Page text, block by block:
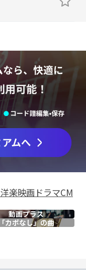
洋楽映画ドラマCM
動画プラス
「カポなし」の曲